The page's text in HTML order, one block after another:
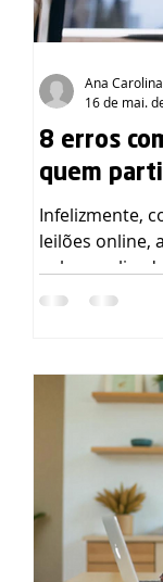
8 erros
quem
online, e
Infelizmente,
leilões online,
golpes
passam por
aquele canal
Ana
16 de mai.